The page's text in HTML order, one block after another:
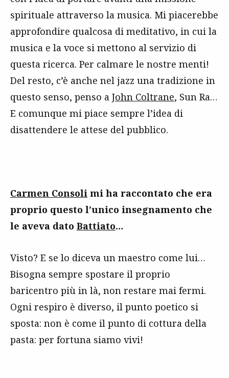
spirituale attraverso la musica. Mi piacerebbe
approfondire qualcosa di meditativo, in cui la
musica e la voce si mettono al servizio di
questa ricerca. Per calmare le nostre menti!
Del resto, c’è anche nel jazz una tradizione in
questo senso, penso a John Coltrane, Sun Ra…
E comunque mi piace sempre l’idea di
disattendere le attese del pubblico.
Carmen Consoli mi ha raccontato che era
proprio questo l’unico insegnamento che
le aveva dato Battiato…
Visto? E se lo diceva un maestro come lui…
Bisogna sempre spostare il proprio
baricentro più in là, non restare mai fermi.
Ogni respiro è diverso, il punto poetico si
sposta: non è come il punto di cottura della
pasta: per fortuna siamo vivi!